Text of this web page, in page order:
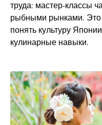
труда: мастер-классы
рыбными рынками. Это
понять культуру
кулинарные навыки.